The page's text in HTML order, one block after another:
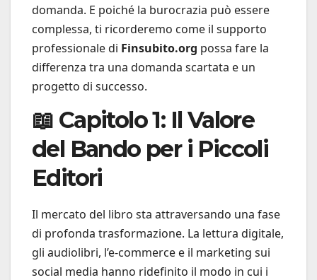
domanda. E poiché la burocrazia può essere
complessa, ti ricorderemo come il supporto
professionale di Finsubito.org possa fare la
differenza tra una domanda scartata e un
progetto di successo.
📖 Capitolo 1: Il Valore
del Bando per i Piccoli
Editori
Il mercato del libro sta attraversando una fase
di profonda trasformazione. La lettura digitale,
gli audiolibri, l’e-commerce e il marketing sui
social media hanno ridefinito il modo in cui i